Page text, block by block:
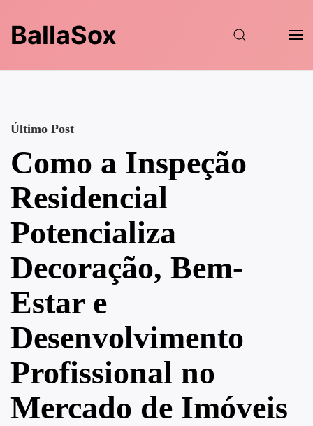
BallaSox
Último Post
Como a Inspeção
Residencial
Potencializa
Decoração, Bem-
Estar e
Desenvolvimento
Profissional no
Mercado de Imóveis